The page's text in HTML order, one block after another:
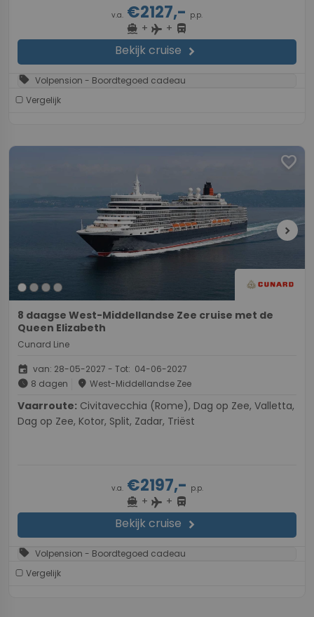
v.a. €2127,- p.p.
directions_boat + flight + directions_bus
Bekijk cruise chevron_right
sell Volpension - Boordtegoed cadeau
Vergelijk
favorite
chevron_right
8 daagse West-Middellandse Zee cruise met de
Queen Elizabeth
Cunard Line
event van: 28-05-2027 - Tot: 04-06-2027
schedule 8 dagen place West-Middellandse Zee
Vaarroute:
Dag op Zee, Kotor, Split, Zadar, Triëst
v.a.€2197,- p.p.
directions_boat + flight + directions_bus
Bekijk cruise chevron_right
sell Volpension - Boordtegoed cadeau
Vergelijk